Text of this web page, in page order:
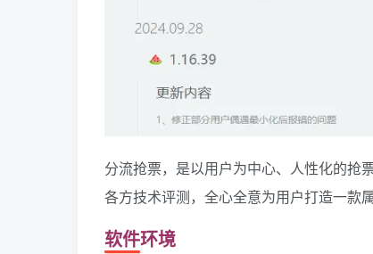
分流抢票，是以用户为中心、人性化的抢
各方技术评测，全心全意为用户打造一款
软件环境